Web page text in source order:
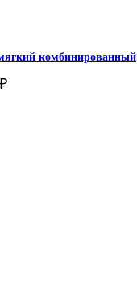
комбинированный
₽